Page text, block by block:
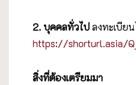
2. บุคคลทั่วไปลงทะเบีย
https://shorturl.asia/
สิ่งที่ต้องเตรียมมา